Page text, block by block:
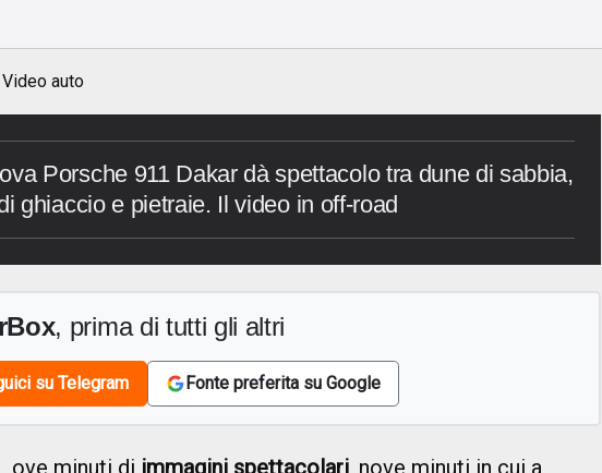
Video auto
Porsche 911 Dakar dà spettacolo tra dune di sabbia,
ghiaccio e pietraie. Il video in off-road
, prima di tutti gli altri
su Telegram Fonte preferita su Google